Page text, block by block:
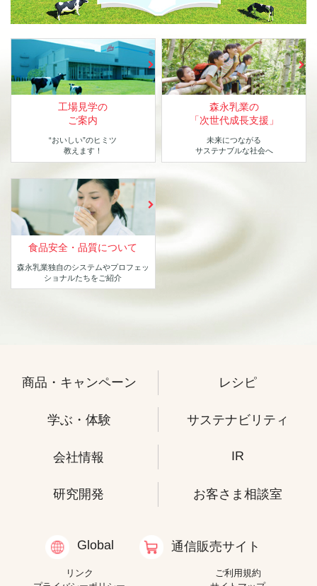
工場見学の
ご案内
“おいしい”のヒミツ
教えます！
森永乳業の
「次世代成長支援」
未来につながる
サステナブルな社会へ
食品安全・品質について
森永乳業独自のシステムやプロフェッ
ショナルたちをご紹介
商品・キャンペーン レシピ
学ぶ・体験 サステナビリティ
会社情報 IR
研究開発 お客さま相談室
Global 通信販売サイト
リンク
ご利用規約